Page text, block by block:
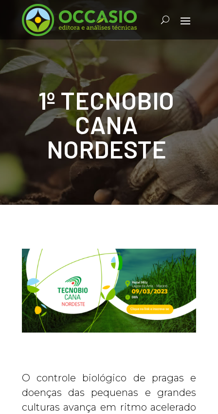
1º TECNOBIO
CANA
NORDESTE
O controle biológico de pragas e
doenças das pequenas e grandes
culturas avança em ritmo acelerado